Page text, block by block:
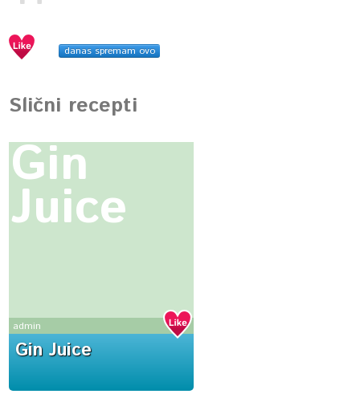
danas spremam ovo
Slični recepti
Gin
Juice
admin
Gin Juice